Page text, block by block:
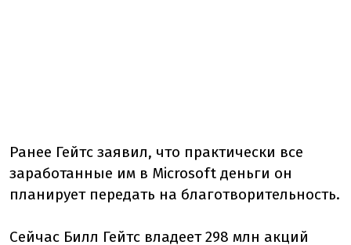
Ранее Гейтс заявил, что практически все
заработанные им в Microsoft деньги он
планирует передать на благотворительность.
Сейчас Билл Гейтс владеет 298 млн акций